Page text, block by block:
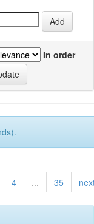
In order
4 ... 35